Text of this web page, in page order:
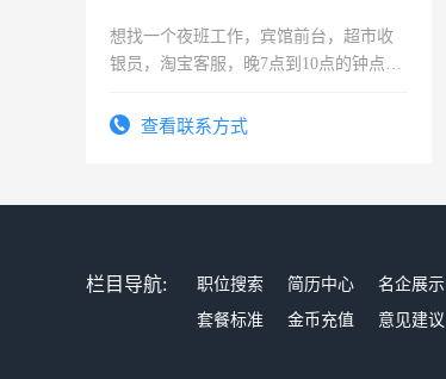
想找一个夜班工作，宾馆前台，超市收
银员，淘宝客服，晚7点到10点的钟点
号同微信查看联系方式
栏目导航: 职位搜索 简历中心 名企展示
套餐标准
金币充值 意见建议